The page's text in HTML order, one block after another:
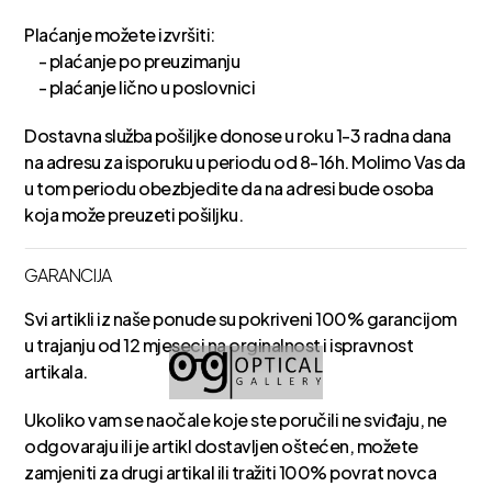
Plaćanje možete izvršiti:
- plaćanje po preuzimanju
- plaćanje lično u poslovnici
Dostavna služba pošiljke donose u roku 1-3 radna dana
na adresu za isporuku u periodu od 8-16h. Molimo Vas da
u tom periodu obezbjedite da na adresi bude osoba
koja može preuzeti pošiljku.
GARANCIJA
Svi artikli iz naše ponude su pokriveni 100% garancijom
u trajanju od 12 mjeseci na orginalnost i ispravnost
artikala.
Ukoliko vam se naočale koje ste poručili ne sviđaju, ne
odgovaraju ili je artikl dostavljen oštećen, možete
zamjeniti za drugi artikal ili tražiti 100% povrat novca